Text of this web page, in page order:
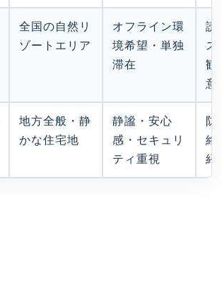
全国の自然リ
ゾートエリア
オフライン環
境希望・単独
滞在
読
ス
観
意
地方全般・静
かな住宅地
静謐・安心
感・セキュリ
ティ重視
防
絡
紹